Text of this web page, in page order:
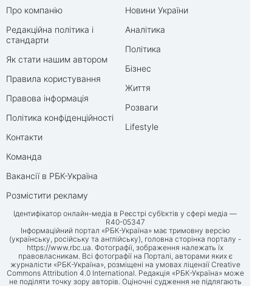
Про компанію
Редакційна політика і
стандарти
Як стати нашим автором
Правила користування
Правова інформація
Політика конфіденційності
Контакти
Команда
Вакансії в РБК-Україна
Розмістити рекламу
Новини України
Аналітика
Політика
Бізнес
Життя
Розваги
Lifestyle
Ідентифікатор онлайн-медіа в Реєстрі суб’єктів у сфері медіа —
R40-05347
Інформаційний портал «РБК-Україна» має тримовну версію
(українську, російську та англійську), головна сторінка порталу -
https://www.rbc.ua. Фотографії, зображення належать їх
правовласникам. Всі фотографії на Порталі, авторами яких є
журналісти «РБК-Україна», розміщені на умовах ліцензії Creative
Commons Attribution 4.0 International. Редакція «РБК-Україна» може
не поділяти точку зору авторів. Оціночні судження не підлягають